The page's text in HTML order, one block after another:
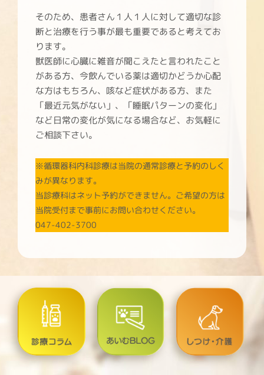
そのため、患者さん１人１人に対して適切な診
断と治療を行う事が最も重要であると考えてお
ります。
獣医師に心臓に雑音が聞こえたと言われたこと
がある方、今飲んでいる薬は適切かどうか心配
な方はもちろん、咳など症状がある方、また
「最近元気がない」、「睡眠パターンの変化」
など日常の変化が気になる場合など、お気軽に
ご相談下さい。
※循環器科内科診療は当院の通常診療と予約のしく
みが異なります。
当診療科はネット予約ができません。ご希望の方は
当院受付まで事前にお問い合わせください。
047-402-3700